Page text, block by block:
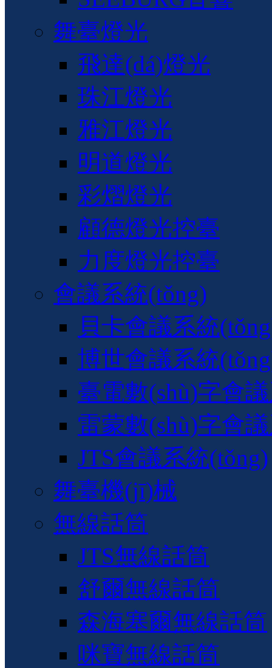
舞臺燈光
飛達(dá)燈光
珠江燈光
雅江燈光
明道燈光
彩熠燈光
顧德燈光控臺
力度燈光控臺
會議系統(tǒng)
貝卡會議系統
博世會議系統
臺電數(shù)字會
雷蒙數(shù)字會
JTS會議系統(tǒng)
舞臺機(jī)械
無線話筒
JTS無線話筒
舒爾無線話筒
森海塞爾無線話筒
咪寶無線話筒